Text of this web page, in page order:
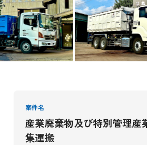
案件名
産業廃棄物及び特別管理産
集運搬